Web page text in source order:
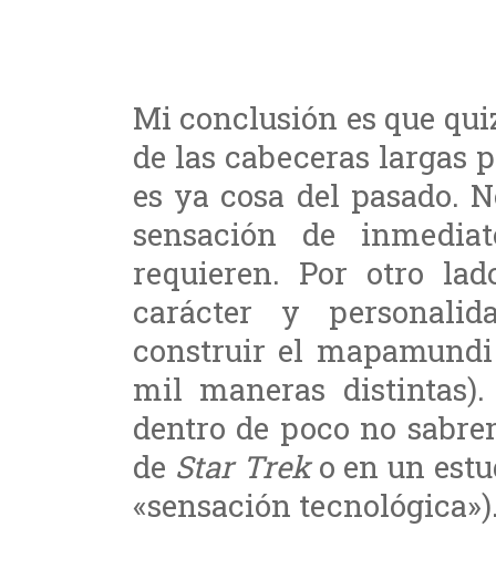
Mi conclusión es que
de las cabeceras largas
es ya cosa del pasado.
sensación de
requieren. Por otro
carácter y
construir el
mil maneras
dentro de poco no
de Star Treko en un
«sensación